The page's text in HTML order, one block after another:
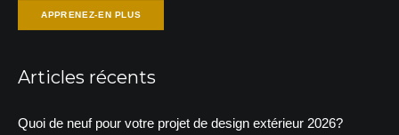
APPRENEZ-EN PLUS
Articles récents
Quoi de neuf pour votre projet de design extérieur 2026?